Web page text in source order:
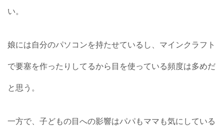
い。
娘には自分のパソコンを持たせているし、マインクラフト
で要塞を作ったりしてるから目を使っている頻度は多めだ
と思う。
一方で、子どもの目への影響はパパもママも気にしている